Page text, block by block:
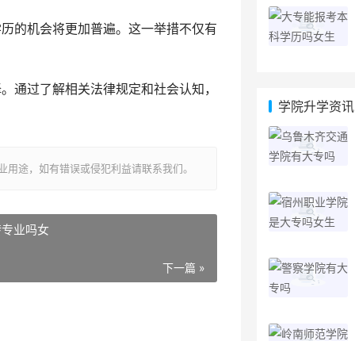
的机会将更加普遍。这一举措不仅有
通过了解相关法律规定和社会认知，
途，如有错误或侵犯利益请联系我们。
业吗女
下一篇 »
学院升学资讯